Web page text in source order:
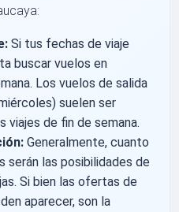
Si tus fechas de viaje
buscar vuelos en
Los vuelos de salida
suelen ser
viajes de fin de semana.
Generalmente, cuanto
serán las posibilidades de
Si bien las ofertas de
aparecer, son la